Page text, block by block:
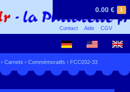
1
0.00 €
Contact Aide CGV
› Carnets › Commémoratifs › FCC032-33